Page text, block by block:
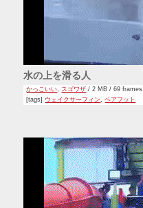
水の上を滑る人
かっこいい, スゴワザ / 2 MB / 69 frames
[tags] ウェイクサーフィン,ベアフット